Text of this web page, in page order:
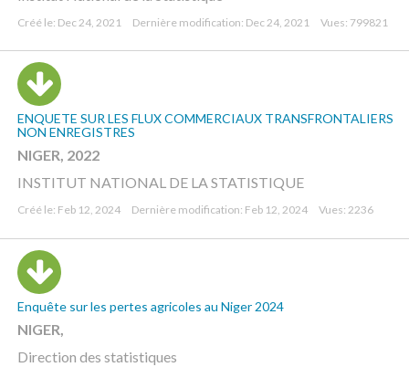
Créé le: Dec 24, 2021 Dernière modification: Dec 24, 2021 Vues: 799821
ENQUETE SUR LES FLUX COMMERCIAUX TRANSFRONTALIERS
NON ENREGISTRES
NIGER, 2022
INSTITUT NATIONAL DE LA STATISTIQUE
Créé le: Feb 12, 2024 Dernière modification: Feb 12, 2024 Vues: 2236
Enquête sur les pertes agricoles au Niger 2024
NIGER,
Direction des statistiques